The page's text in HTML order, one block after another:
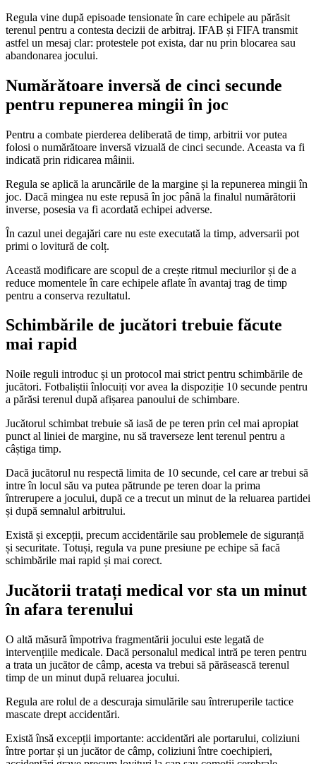
Regula vine după episoade tensionate în care echipele au părăsit
terenul pentru a contesta decizii de arbitraj. IFAB și FIFA transmit
astfel un mesaj clar: protestele pot exista, dar nu prin blocarea sau
abandonarea jocului.
Numărătoare inversă de cinci secunde
pentru repunerea mingii în joc
Pentru a combate pierderea deliberată de timp, arbitrii vor putea
folosi o numărătoare inversă vizuală de cinci secunde. Aceasta va fi
indicată prin ridicarea mâinii.
Regula se aplică la aruncările de la margine și la repunerea mingii în
joc. Dacă mingea nu este repusă în joc până la finalul numărătorii
inverse, posesia va fi acordată echipei adverse.
În cazul unei degajări care nu este executată la timp, adversarii pot
primi o lovitură de colț.
Această modificare are scopul de a crește ritmul meciurilor și de a
reduce momentele în care echipele aflate în avantaj trag de timp
pentru a conserva rezultatul.
Schimbările de jucători trebuie făcute
mai rapid
Noile reguli introduc și un protocol mai strict pentru schimbările de
jucători. Fotbaliștii înlocuiți vor avea la dispoziție 10 secunde pentru
a părăsi terenul după afișarea panoului de schimbare.
Jucătorul schimbat trebuie să iasă de pe teren prin cel mai apropiat
punct al liniei de margine, nu să traverseze lent terenul pentru a
câștiga timp.
Dacă jucătorul nu respectă limita de 10 secunde, cel care ar trebui să
intre în locul său va putea pătrunde pe teren doar la prima
întrerupere a jocului, după ce a trecut un minut de la reluarea partidei
și după semnalul arbitrului.
Există și excepții, precum accidentările sau problemele de siguranță
și securitate. Totuși, regula va pune presiune pe echipe să facă
schimbările mai rapid și mai corect.
Jucătorii tratați medical vor sta un minut
în afara terenului
O altă măsură împotriva fragmentării jocului este legată de
intervențiile medicale. Dacă personalul medical intră pe teren pentru
a trata un jucător de câmp, acesta va trebui să părăsească terenul
timp de un minut după reluarea jocului.
Regula are rolul de a descuraja simulările sau întreruperile tactice
mascate drept accidentări.
Există însă excepții importante: accidentări ale portarului, coliziuni
între portar și un jucător de câmp, coliziuni între coechipieri,